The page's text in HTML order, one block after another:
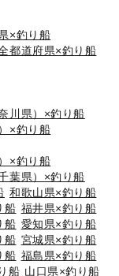
×釣り船
都道府県×釣り船
川県）×釣り船
×釣り船
×釣り船
葉県）×釣り船
和歌山県×釣り船
船 福井県×釣り船
船 愛知県×釣り船
船 宮城県×釣り船
船
福島県×釣り船